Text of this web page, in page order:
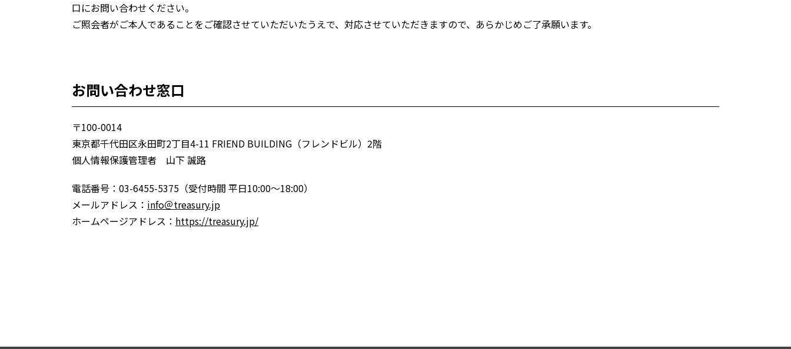
口にお問い合わせください。
ご照会者がご本人であることをご確認させていただいたうえで、対応させていただきますので、あらかじめご了承願います。
お問い合わせ窓口
〒100-0014
東京都千代田区永田町2丁目4-11 FRIEND BUILDING（フレンドビル）2階
個人情報保護管理者 山下 誠路
電話番号：03-6455-5375（受付時間 平日10:00～18:00）
メールアドレス： info＠treasury.jp
ホームページアドレス： https://treasury.jp/